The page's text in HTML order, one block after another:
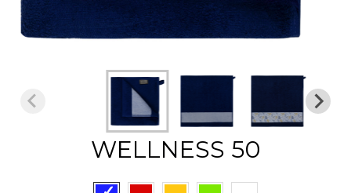
WELLNESS 50